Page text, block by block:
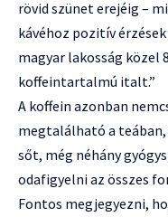
rövid szünet erejéig –
kávéhoz pozitív
magyar lakosság közel
koffeintartalmú italt.”
A koffein azonban
megtalálható a teában,
sőt, még néhány
odafigyelni az összes
Fontos megjegyezni,